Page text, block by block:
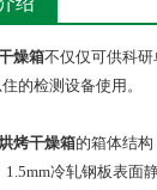
燥箱不仅仅可供科
的检测设备使用。
烤干燥箱的箱体结构
1.5mm冷轧钢板表面